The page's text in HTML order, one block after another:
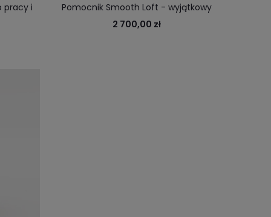
pracy i
i kawę
Pomocnik Smooth Loft - wyjątkowy
mebel na stalowej ramie
2 700,00 zł